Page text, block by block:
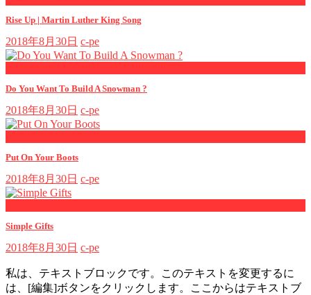
Rise Up | Martin Luther King Song
2018年8月30日 c-pe
Do You Want To Build A Snowman ?
2018年8月30日 c-pe
Put On Your Boots
2018年8月30日 c-pe
Simple Gifts
2018年8月30日 c-pe
私は、テキストブロックです。このテキストを変更するに
は、[編集]ボタンをクリックします。ここからはテキストブ